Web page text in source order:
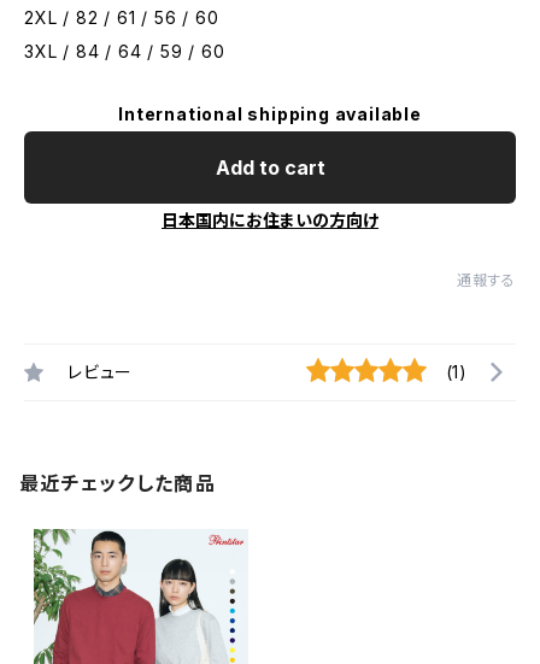
2XL / 82 / 61 / 56 / 60
3XL / 84 / 64 / 59 / 60
International shipping available
Add to cart
日本国内にお住まいの方向け
通報する
レビュー (1)
最近チェックした商品